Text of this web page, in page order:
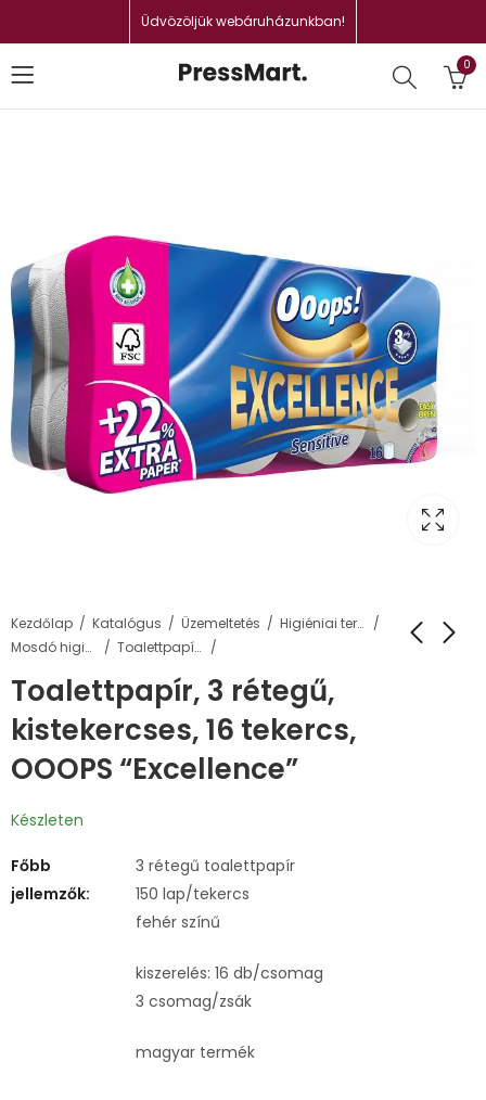
Üdvözöljük webáruházunkban!
0
Kezdőlap Katalógus Üzemeltetés
Higiéniai termékek
Mosdó higiénia
Toalettpapírok és adagolók
Toalettpapír, 3 rétegű,
kistekercses, 16 tekercs,
OOOPS “Excellence”
Készleten
Főbb
jellemzők:
3 rétegű toalettpapír
150 lap/tekercs
fehér színű
kiszerelés: 16 db/csomag
3 csomag/zsák
magyar termék